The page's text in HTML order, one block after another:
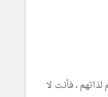
، فأنت لا